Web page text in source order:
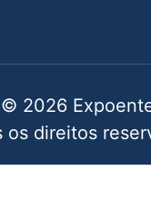
2026
os direitos